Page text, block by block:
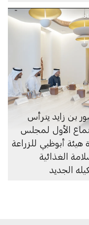
بن زايد يترأس
الأول لمجلس
هيئة أبوظبي للزراعة
الغذائية
الجديد